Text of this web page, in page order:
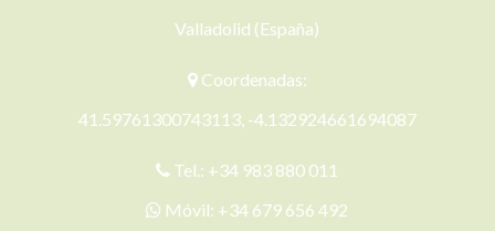
Valladolid (España)
Coordenadas:
41.59761300743113, -4.132924661694087
Tel.: +34 983 880 011
Móvil: +34 679 656 492